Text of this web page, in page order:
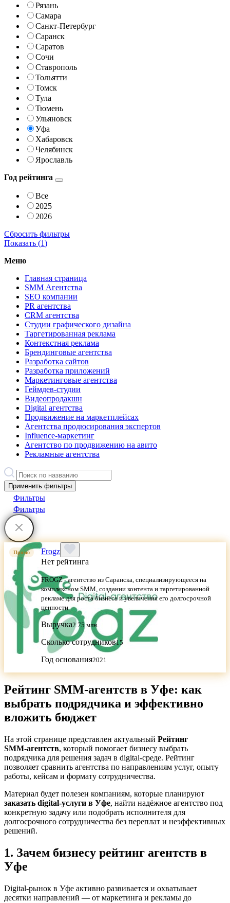
Рязань
Самара
Санкт-Петербург
Саранск
Саратов
Сочи
Ставрополь
Тольятти
Томск
Тула
Тюмень
Ульяновск
Уфа
Хабаровск
Челябинск
Ярославль
Год рейтинга
Все
2025
2026
Сбросить фильтры
Показать (1)
Меню
Главная страница
SMM Агентства
SEO компании
PR агентства
CRM агентства
Студии графического дизайна
Таргетированная реклама
Контекстная реклама
Брендинговые агентства
Разработка сайтов
Разработка приложений
Маркетинговые агентства
Геймдев-студии
Видеопродакшн
Digital агентства
Продвижение на маркетплейсах
Агентства продюсирования экспертов
Influence-маркетинг
Агентство по продвижению на авито
Рекламные агентства
Применить фильтры
Фильтры
Фильтры
Промо
Frogz
Нет рейтинга
FROGZ - агентство из Саранска, специализирующееся на
комплексном SMM, создании контента и таргетированной
рекламе для роста бизнеса и увеличения его долгосрочной
ценности
Выручка2.75 млн.
Сколько сотрудников15
Год основания2021
Рейтинг SMM‑агентств в Уфе: как
выбрать подрядчика и эффективно
вложить бюджет
На этой странице представлен актуальный Рейтинг
SMM‑агентств, который помогает бизнесу выбрать
подрядчика для решения задач в digital-среде. Рейтинг
позволяет сравнить агентства по направлениям услуг, опыту
работы, кейсам и формату сотрудничества.
Материал будет полезен компаниям, которые планируют
заказать digital-услуги в Уфе, найти надёжное агентство под
конкретную задачу или подобрать исполнителя для
долгосрочного сотрудничества без переплат и неэффективных
решений.
1. Зачем бизнесу рейтинг агентств в
Уфе
Digital-рынок в Уфе активно развивается и охватывает
десятки направлений — от маркетинга и рекламы до